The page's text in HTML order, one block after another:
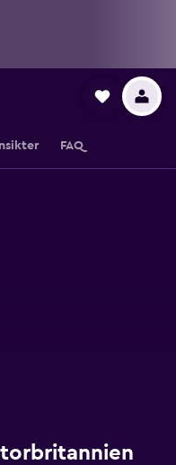
Insikter FAQ